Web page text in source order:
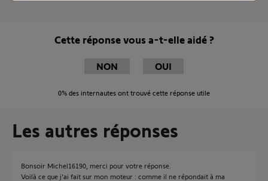
Cette réponse vous a-t-elle aidé ?
NON OUI
0% des internautes ont trouvé cette réponse utile
Les autres réponses
Bonsoir Michel16190, merci pour votre réponse.
Voilà ce que j'ai fait sur mon moteur : comme il ne répondait à ma